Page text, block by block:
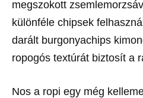
megszokott
különféle chipsek
darált burgonyachips
ropogós textúrát biztosít a
Nos a ropi egy még